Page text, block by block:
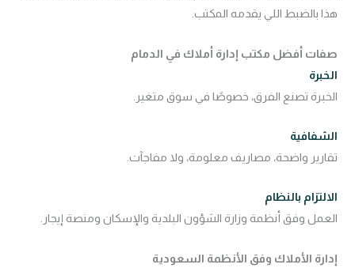
هذا بالضبط اللي يقدمه المكتب.
صفات أفضل مكتب إدارة أملاك في الدمام
الخبرة
الخبرة تصنع الفرق، خصوصًا في سوق متغير.
الشفافية
تقارير واضحة، مصاريف معلومة، ولا مفاجآت.
الالتزام بالنظام
العمل وفق أنظمة وزارة الشؤون البلدية والإسكان ومنصة إيجار.
إدارة الأملاك وفق الأنظمة السعودية